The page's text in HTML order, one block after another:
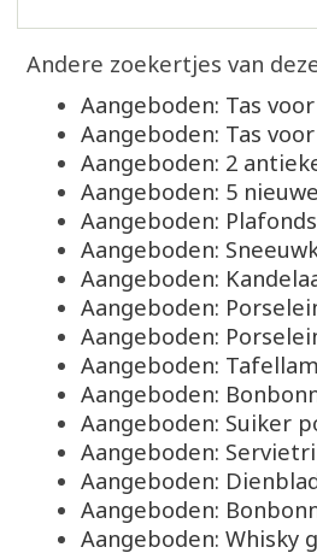
Andere zoekertjes van
Aangeboden: Tas
Aangeboden: Tas
Aangeboden: 2
Aangeboden: 5
Aangeboden:
Aangeboden:
Aangeboden:
Aangeboden:
Aangeboden:
Aangeboden:
Aangeboden:
Aangeboden: Suiker
Aangeboden:
Aangeboden:
Aangeboden:
Aangeboden: Whisky